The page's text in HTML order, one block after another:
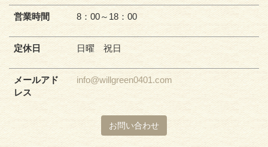
営業時間 8：00～18：00
定休日 日曜 祝日
メールアド
レス
info@willgreen0401.com
お問い合わせ